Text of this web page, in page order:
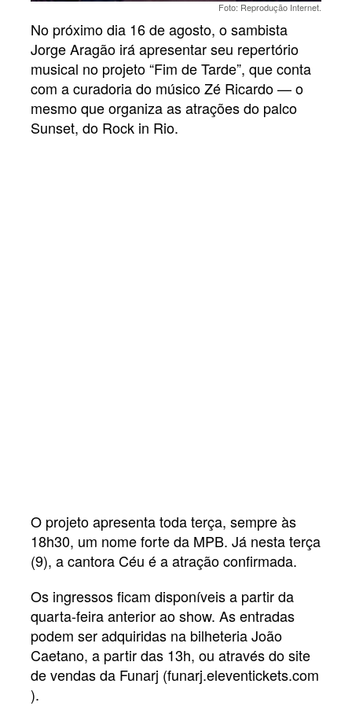
Foto: Reprodução Internet.
No próximo dia 16 de agosto, o sambista
Jorge Aragão irá apresentar seu repertório
musical no projeto “Fim de Tarde”, que conta
com a curadoria do músico Zé Ricardo — o
mesmo que organiza as atrações do palco
Sunset, do Rock in Rio.
O projeto apresenta toda terça, sempre às
18h30, um nome forte da MPB. Já nesta terça
(9), a cantora Céu é a atração confirmada.
Os ingressos ficam disponíveis a partir da
quarta-feira anterior ao show. As entradas
podem ser adquiridas na bilheteria João
Caetano, a partir das 13h, ou através do site
de vendas da Funarj (funarj.eleventickets.com
).